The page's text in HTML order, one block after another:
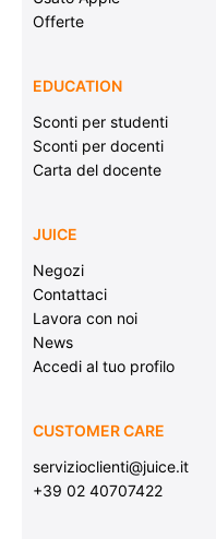
Offerte
EDUCATION
Sconti per studenti
Sconti per docenti
Carta del docente
JUICE
Negozi
Contattaci
Lavora con noi
News
Accedi al tuo profilo
CUSTOMER CARE
servizioclienti@juice.it
+39 02 40707422